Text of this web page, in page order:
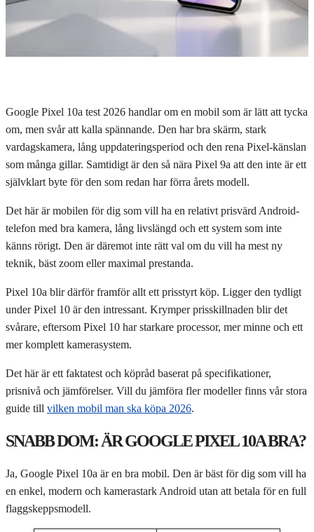
Google Pixel 10a test 2026 handlar om en mobil som är lätt att tycka
om, men svår att kalla spännande. Den har bra skärm, stark
vardagskamera, lång uppdateringsperiod och den rena Pixel-känslan
som många gillar. Samtidigt är den så nära Pixel 9a att den inte är ett
självklart byte för den som redan har förra årets modell.
Det här är mobilen för dig som vill ha en relativt prisvärd Android-
telefon med bra kamera, lång livslängd och ett system som inte
känns rörigt. Den är däremot inte rätt val om du vill ha mest ny
teknik, bäst zoom eller maximal prestanda.
Pixel 10a blir därför framför allt ett prisstyrt köp. Ligger den tydligt
under Pixel 10 är den intressant. Krymper prisskillnaden blir det
svårare, eftersom Pixel 10 har starkare processor, mer minne och ett
mer komplett kamerasystem.
Det här är ett faktatest och köpråd baserat på specifikationer,
prisnivå och jämförelser. Vill du jämföra fler modeller finns vår stora
guide till vilken mobil man ska köpa 2026.
SNABB DOM: ÄR GOOGLE PIXEL 10A BRA?
Ja, Google Pixel 10a är en bra mobil. Den är bäst för dig som vill ha
en enkel, modern och kamerastark Android utan att betala för en full
flaggskeppsmodell.